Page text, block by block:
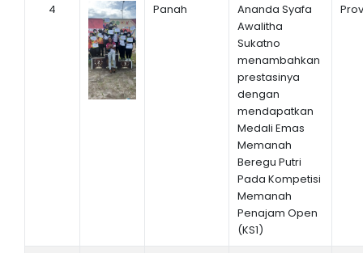
4 Panah
Ananda Syafa
Awalitha
Sukatno
menambahkan
prestasinya
dengan
mendapatkan
Medali Emas
Memanah
Beregu Putri
Pada Kompetisi
Memanah
Penajam Open
(KS1)